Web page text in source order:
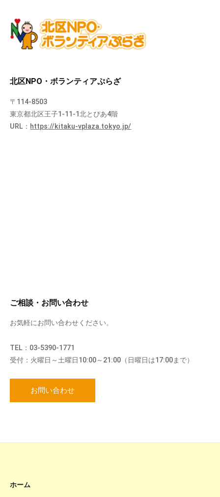
北区NPO・ボランティアぷらざ
〒114-8503
東京都北区王子1-11-1北とぴあ4階
URL： https://kitaku-vplaza.tokyo.jp/
ご相談・お問い合わせ
お気軽にお問い合わせください。
TEL：03-5390-1771
受付：火曜日～土曜日10:00～21:00（日曜日は17:00まで）
お問い合わせ
ホーム